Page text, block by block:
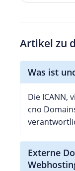
Artikel zu
Was ist
Die ICANN,
cno
Externe